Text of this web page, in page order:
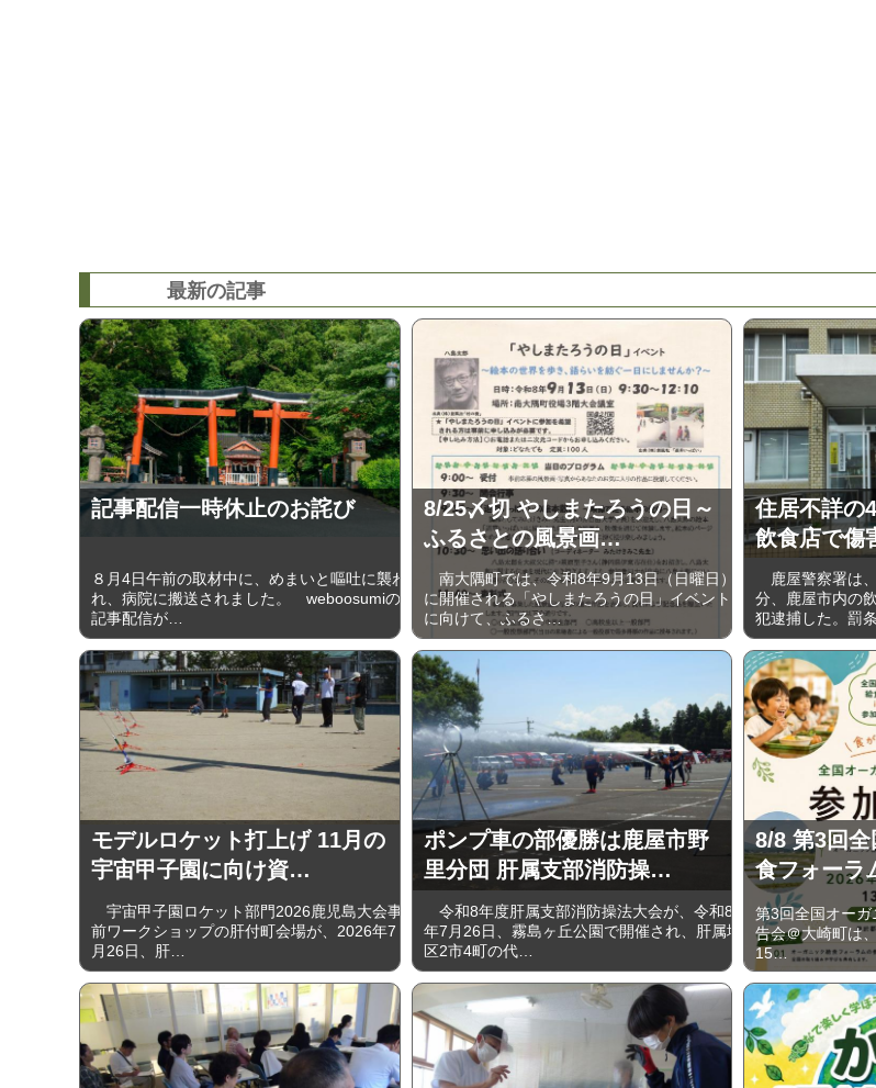
最新の記事
記事配信一時休止のお詫び
８月4日午前の取材中に、めまいと嘔吐に襲わ
れ、病院に搬送されました。 weboosumiの
記事配信が…
8/25〆切 やしまたろうの日～
ふるさとの風景画…
南大隅町では、令和8年9月13日（日曜日）
に開催される「やしまたろうの日」イベント
に向けて、ふるさ…
住居不詳の
飲食店で傷
鹿屋警察署は
分、鹿屋市内の
犯逮捕した。罰
モデルロケット打上げ 11月の
宇宙甲子園に向け資…
宇宙甲子園ロケット部門2026鹿児島大会事
前ワークショップの肝付町会場が、2026年7
月26日、肝…
ポンプ車の部優勝は鹿屋市野
里分団 肝属支部消防操…
令和8年度肝属支部消防操法大会が、令和8
年7月26日、霧島ヶ丘公園で開催され、肝属地
区2市4町の代…
8/8 第3回
食フォーラ
第3回全国オーガ
告会＠大崎町は
15…